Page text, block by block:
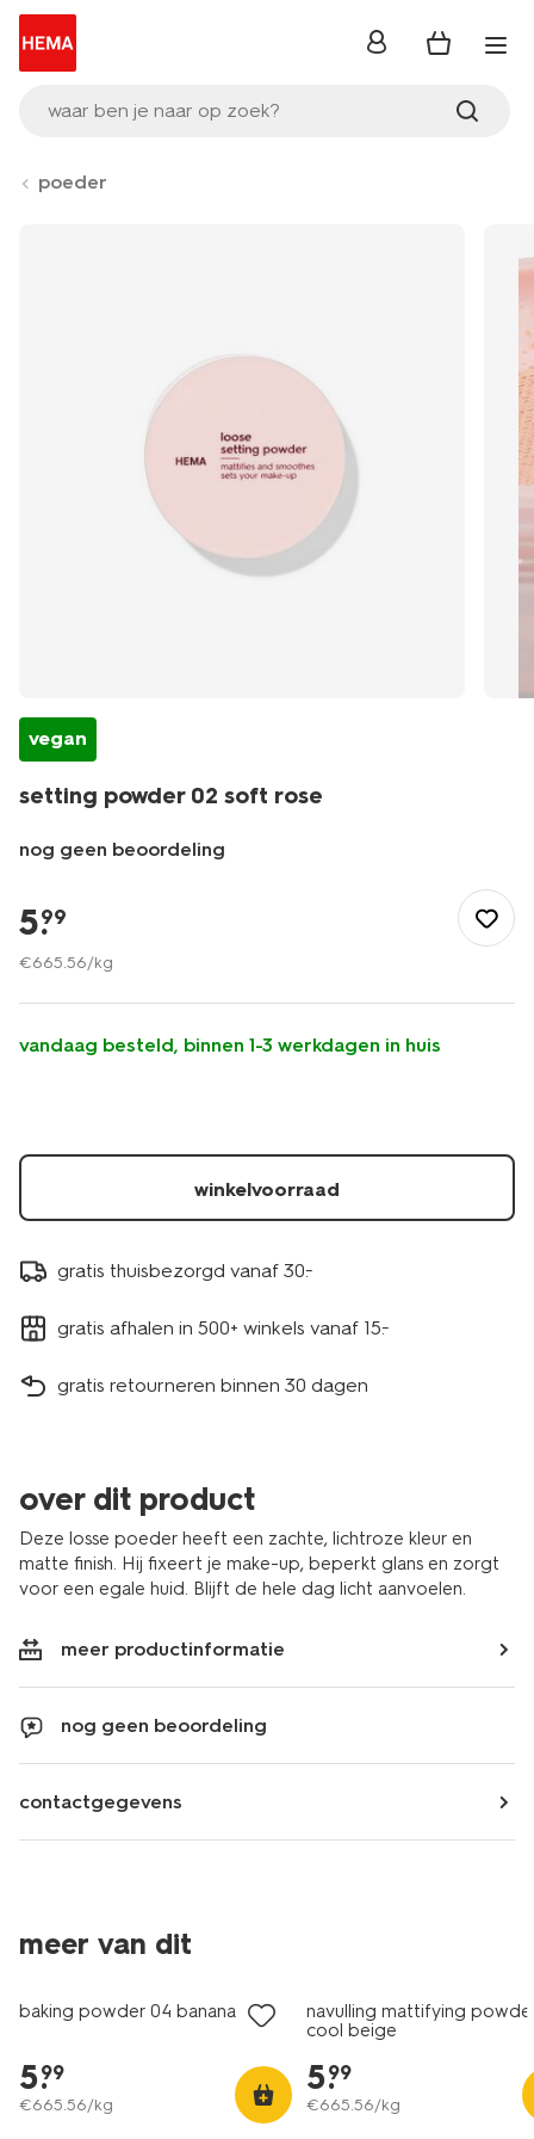
waar ben je naar op zoek?
inloggen
poeder
vegan
setting powder 02 soft rose
nog geen beoordeling
gezond/make-
up/poeder/setting-
powder-
soft-
11290419.html
5.
99
€665.56/kg
vandaag besteld, binnen 1-3 werkdagen in huis
winkelvoorraad
gratis thuisbezorgd vanaf 30.-
gratis afhalen in 500+ winkels vanaf 15.-
gratis retourneren binnen 30 dagen
over dit product
Deze losse poeder heeft een zachte, lichtroze kleur en
matte finish. Hij fixeert je make-up, beperkt glans en zorgt
voor een egale huid. Blijft de hele dag licht aanvoelen.
meer productinformatie
nog geen beoordeling
contactgegevens
meer van dit
vegan
baking powder 04 banana
5.
99
€665.56/kg
navulling mattifying
cool beige
5.
99
€665.56/kg